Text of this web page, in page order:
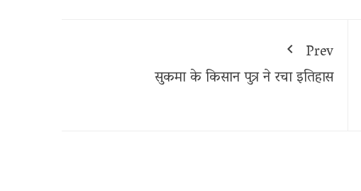
Prev
सुकमा के किसान पुत्र ने रचा इतिहास